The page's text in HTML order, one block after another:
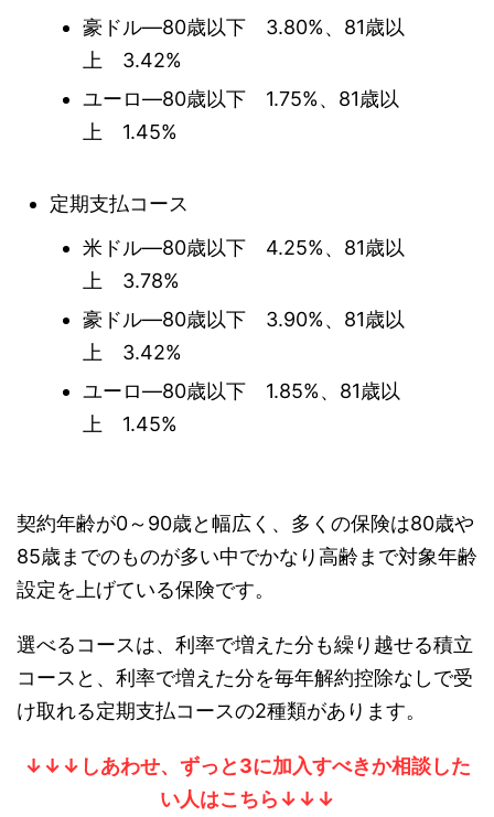
豪ドル―80歳以下 3.80%、81歳以
上 3.42%
ユーロ―80歳以下 1.75%、81歳以
上 1.45%
定期支払コース
米ドル―80歳以下 4.25%、81歳以
上 3.78%
豪ドル―80歳以下 3.90%、81歳以
上 3.42%
ユーロ―80歳以下 1.85%、81歳以
上 1.45%
契約年齢が0～90歳と幅広く、多くの保険は80歳や
85歳までのものが多い中でかなり高齢まで対象年齢
設定を上げている保険です。
選べるコースは、利率で増えた分も繰り越せる積立
コースと、利率で増えた分を毎年解約控除なしで受
け取れる定期支払コースの2種類があります。
↓↓↓しあわせ、ずっと3に加入すべきか相談した
い人はこちら↓↓↓